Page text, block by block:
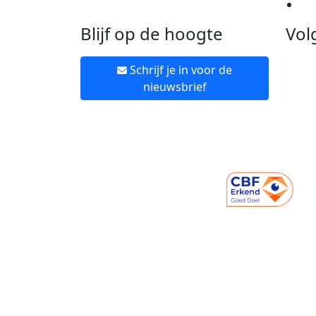
Blijf op de hoogte
Schrijf je in voor de
nieuwsbrief